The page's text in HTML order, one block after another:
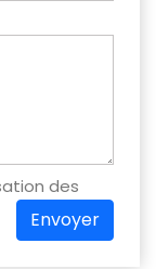
des
Envoyer